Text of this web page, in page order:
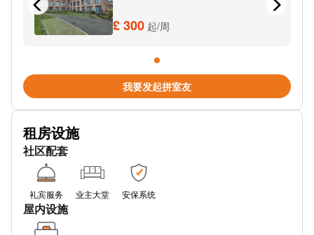
Metro Grand Central
Metro Town Hall
Spring St
Bromsgrove St Stop Ps2
Bexhill Grove
Metro-Corporation Street
New St Station (Stop Ns3)
£ 300 起/周
我要发起拼室友
租房设施
社区配套
礼宾服务 业主大堂 安保系统
屋内设施